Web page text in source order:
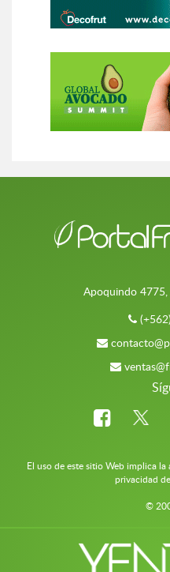
Apoquindo
El uso de este sitio Web implica
privacidad
©